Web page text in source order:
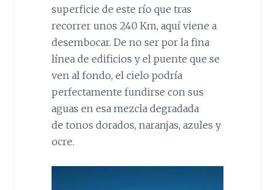
superficie de este río que tras
recorrer unos 240 Km, aquí viene a
desembocar. De no ser por la fina
línea de edificios y el puente que se
ven al fondo, el cielo podría
perfectamente fundirse con sus
aguas en esa mezcla degradada
de tonos dorados, naranjas, azules y
ocre.